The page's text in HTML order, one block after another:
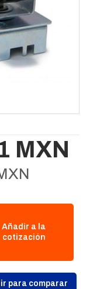
MXN
Añadir a la
cotización
para comparar